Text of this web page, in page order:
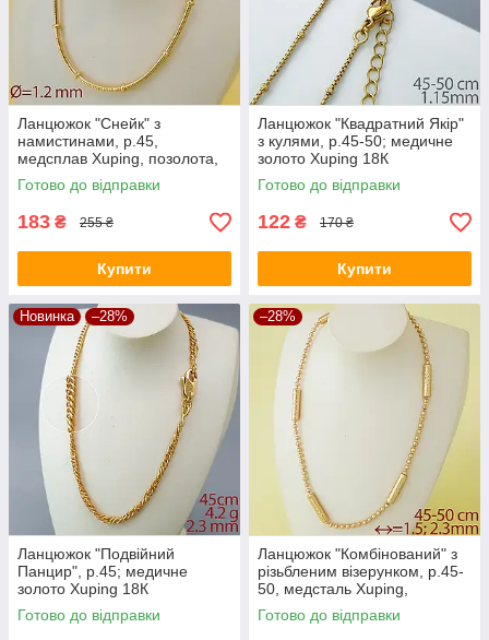
Ланцюжок "Снейк" з
намистинами, р.45,
медсплав Xuping, позолота,
18К
Готово до відправки
183 ₴ 255 ₴
Купити
Ланцюжок "Квадратний Якір"
з кулями, р.45-50; медичне
золото Xuping 18К
Готово до відправки
122 ₴ 170 ₴
Купити
Новинка –28%
Ланцюжок "Подвійний
Панцир", р.45; медичне
золото Xuping 18К
Готово до відправки
–28%
Ланцюжок "Комбінований" з
різьбленим візерунком, р.45-
50, медсталь Xuping,
позолота, 18К
Готово до відправки